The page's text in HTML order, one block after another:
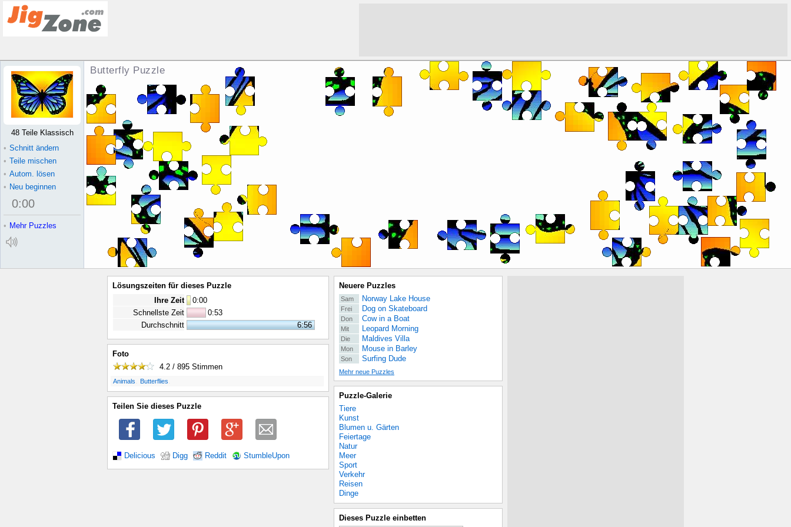
Butterfly Puzzle
48 Teile Klassisch
• Schnitt ändern
• Teile mischen
• Autom. lösen
• Neu beginnen
0:00
• Mehr Puzzles
Lösungszeiten für dieses Puzzle
Ihre Zeit
0:00
Schnellste Zeit
0:53
Durchschnitt
6:56
Foto
4.2 / 895 Stimmen
Animals Butterflies
Teilen Sie dieses Puzzle
Delicious Digg Reddit StumbleUpon
Neuere Puzzles
Sam Norway Lake House
Frei Dog on Skateboard
Don Cow in a Boat
Mit Leopard Morning
Die Maldives Villa
Mon Mouse in Barley
Son Surfing Dude
Mehr neue Puzzles
Puzzle-Galerie
Tiere
Kunst
Blumen u. Gärten
Feiertage
Natur
Meer
Sport
Verkehr
Reisen
Dinge
Dieses Puzzle einbetten